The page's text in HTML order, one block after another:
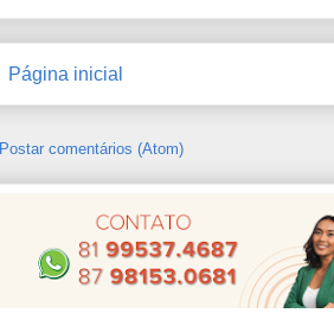
Página inicial
Postar comentários (Atom)